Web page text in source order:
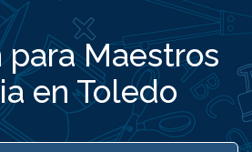
para Maestros
en Toledo